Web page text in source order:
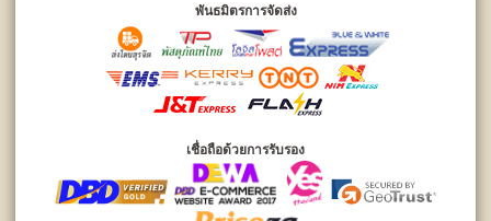
พันธมิตรการจัดส่ง
เชื่อถือด้วยการรับรอง